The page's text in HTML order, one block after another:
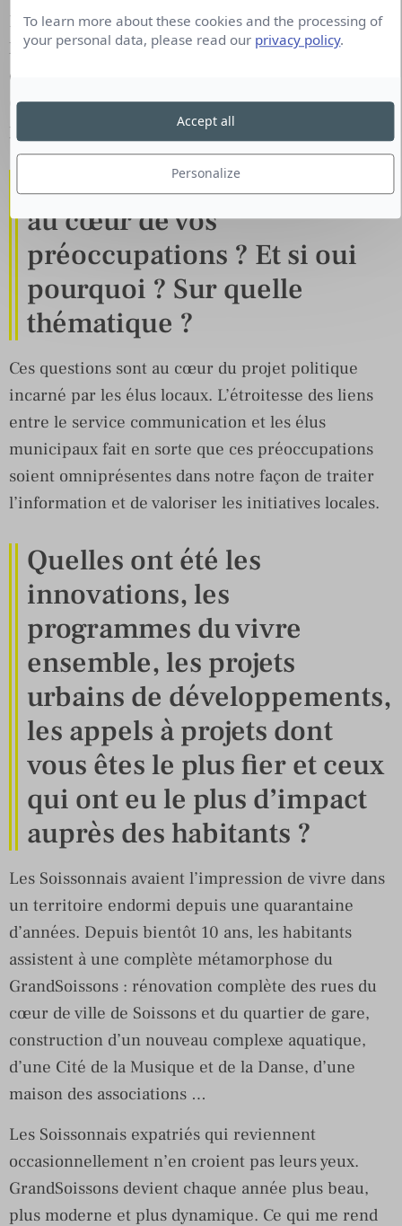
L’identité du territoire se construit grâce et avec
les habitants. Notre stratégie de communication
consiste donc à « semer les graines » et à armer
(en arguments) ceux qui, aujourd’hui puis demain
porteront haut les couleurs de notre territoire.
La question de la RSE est-il
au cœur de vos
préoccupations ? Et si oui
pourquoi ? Sur quelle
thématique ?
Ces questions sont au cœur du projet politique
incarné par les élus locaux. L’étroitesse des liens
entre le service communication et les élus
municipaux fait en sorte que ces préoccupations
soient omniprésentes dans notre façon de traiter
l’information et de valoriser les initiatives locales.
Quelles ont été les
innovations, les
programmes du vivre
ensemble, les projets
urbains de développements,
les appels à projets dont
vous êtes le plus fier et ceux
qui ont eu le plus d’impact
auprès des habitants ?
Les Soissonnais avaient l’impression de vivre dans
un territoire endormi depuis une quarantaine
d’années. Depuis bientôt 10 ans, les habitants
assistent à une complète métamorphose du
GrandSoissons : rénovation complète des rues du
cœur de ville de Soissons et du quartier de gare,
construction d’un nouveau complexe aquatique,
d’une Cité de la Musique et de la Danse, d’une
maison des associations …
Les Soissonnais expatriés qui reviennent
occasionnellement n’en croient pas leurs yeux.
GrandSoissons devient chaque année plus beau,
plus moderne et plus dynamique. Ce qui me rend
To learn more about these cookies and the processing of
your personal data, please read our privacy policy.
Personalize
Accept all